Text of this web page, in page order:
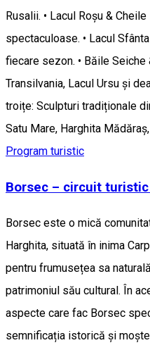
Rusalii. • Lacul Roșu &
spectaculoase. • Lacul
fiecare sezon. • Băile Seiche
Transilvania, Lacul Ursu și
troițe: Sculpturi tradiționale
Satu Mare, Harghita
Program turistic
Borsec – circuit turistic
Borsec este o mică
Harghita, situată în inima
pentru frumusețea sa
patrimoniul său cultural. În
aspecte care fac Borsec
semnificația istorică și